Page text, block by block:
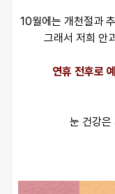
10월에는 개천절과
그래서 저희 안
연휴 전후로
눈 건강은